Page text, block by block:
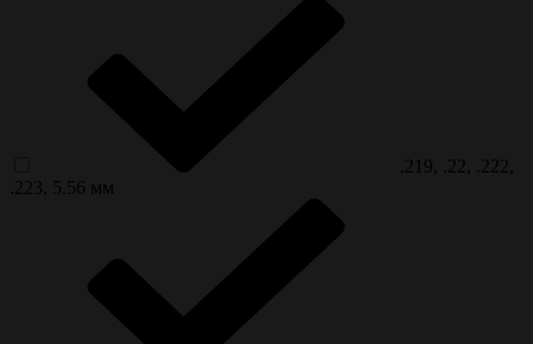
.219, .22, .222,
.223, 5.56 мм